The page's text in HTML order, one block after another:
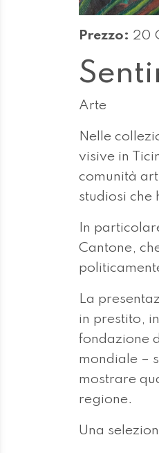
Prezzo: 20
Arte
Nelle
visive in
comunità
studiosi che
In
Cantone,
La
in prestito,
fondazione
mondiale –
mostrare
regione.
Una